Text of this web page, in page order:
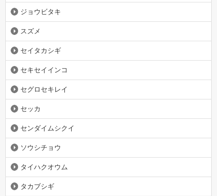
ジョウビタキ
スズメ
セイタカシギ
セキセイインコ
セグロセキレイ
セッカ
センダイムシクイ
ソウシチョウ
タイハクオウム
タカブシギ